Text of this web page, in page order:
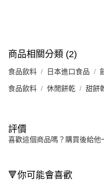
商品相關分類 (2)
食品飲料 日本進口食品
食品飲料 休閒餅乾 甜餅
評價
喜歡這個商品嗎？購買後給他
🔻你可能會喜歡